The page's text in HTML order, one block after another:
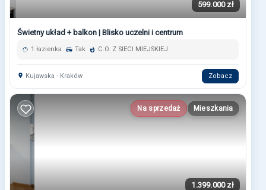
599.000 zł
Świetny układ + balkon | Blisko uczelni i centrum
1 łazienka Tak C.O. Z SIECI MIEJSKIEJ
Kujawska - Kraków Zobacz
Na sprzedaż Mieszkania
1.399.000 zł